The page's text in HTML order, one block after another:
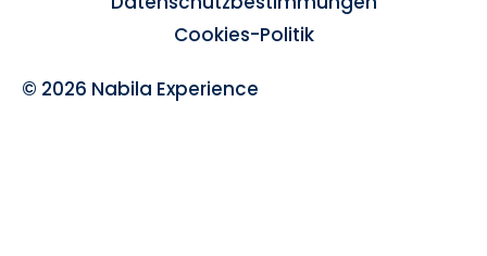
Cookies-Politik
© 2026 Nabila Experience